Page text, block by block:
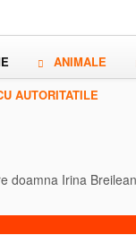
ANIMALE
AUTORITATILE
doamna Irina